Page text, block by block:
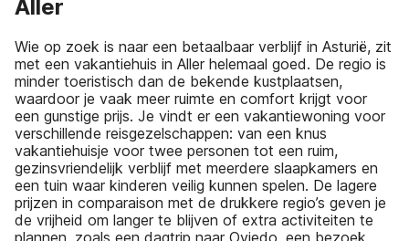
Aller
Wie op zoek is naar een betaalbaar verblijf in Asturië, zit
met een vakantiehuis in Aller helemaal goed. De regio is
minder toeristisch dan de bekende kustplaatsen,
waardoor je vaak meer ruimte en comfort krijgt voor
een gunstige prijs. Je vindt er een vakantiewoning voor
verschillende reisgezelschappen: van een knus
vakantiehuisje voor twee personen tot een ruim,
gezinsvriendelijk verblijf met meerdere slaapkamers en
een tuin waar kinderen veilig kunnen spelen. De lagere
prijzen in comparaison met de drukkere regio’s geven je
de vrijheid om langer te blijven of extra activiteiten te
plannen, zoals een dagtrip naar Oviedo, een bezoek